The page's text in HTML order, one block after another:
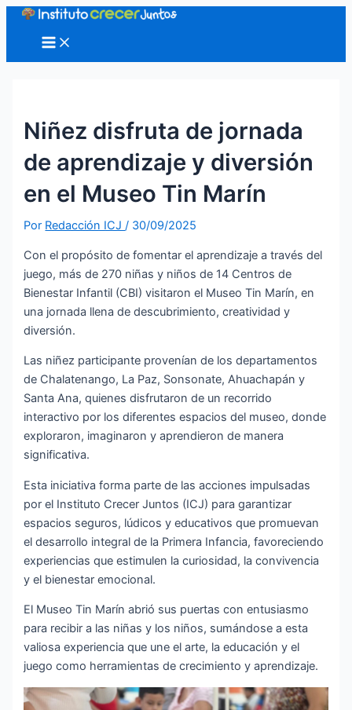
contenido
Main
Menu
Niñez disfruta de jornada
de aprendizaje y diversión
en el Museo Tin Marín
Por Redacción ICJ/ 30/09/2025
Con el propósito de fomentar el aprendizaje a través del
juego, más de 270 niñas y niños de 14 Centros de
Bienestar Infantil (CBI) visitaron el Museo Tin Marín, en
una jornada llena de descubrimiento, creatividad y
diversión.
Las niñez participante provenían de los departamentos
de Chalatenango, La Paz, Sonsonate, Ahuachapán y
Santa Ana, quienes disfrutaron de un recorrido
interactivo por los diferentes espacios del museo, donde
exploraron, imaginaron y aprendieron de manera
significativa.
Esta iniciativa forma parte de las acciones impulsadas
por el Instituto Crecer Juntos (ICJ) para garantizar
espacios seguros, lúdicos y educativos que promuevan
el desarrollo integral de la Primera Infancia, favoreciendo
experiencias que estimulen la curiosidad, la convivencia
y el bienestar emocional.
El Museo Tin Marín abrió sus puertas con entusiasmo
para recibir a las niñas y los niños, sumándose a esta
valiosa experiencia que une el arte, la educación y el
juego como herramientas de crecimiento y aprendizaje.